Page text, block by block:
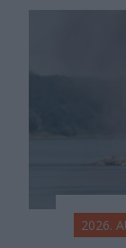
2026.